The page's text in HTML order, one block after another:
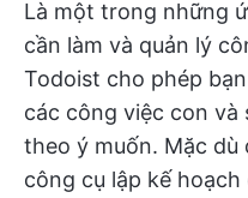
Là một trong những
cần làm và quản lý
Todoist cho phép
các công việc con
theo ý muốn. Mặc dù
công cụ lập kế